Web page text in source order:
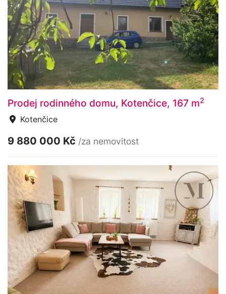
Prodej rodinného domu, Kotenčice, 167 m2
Kotenčice
9 880 000 Kč /za nemovitost